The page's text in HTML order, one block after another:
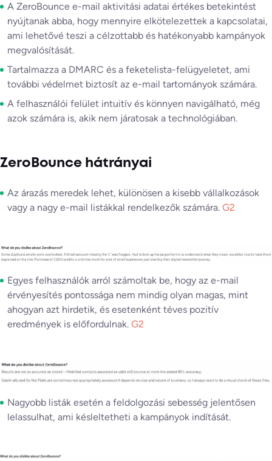
A ZeroBounce e-mail aktivitási adatai értékes betekintést
nyújtanak abba, hogy mennyire elkötelezettek a kapcsolatai,
ami lehetővé teszi a célzottabb és hatékonyabb kampányok
megvalósítását.
Tartalmazza a DMARC és a feketelista-felügyeletet, ami
további védelmet biztosít az e-mail tartományok számára.
A felhasználói felület intuitív és könnyen navigálható, még
azok számára is, akik nem járatosak a technológiában.
ZeroBounce hátrányai
Az árazás meredek lehet, különösen a kisebb vállalkozások
vagy a nagy e-mail listákkal rendelkezők számára. G2
Egyes felhasználók arról számoltak be, hogy az e-mail
érvényesítés pontossága nem mindig olyan magas, mint
ahogyan azt hirdetik, és esetenként téves pozitív
eredmények is előfordulnak. G2
Nagyobb listák esetén a feldolgozási sebesség jelentősen
lelassulhat, ami késleltetheti a kampányok indítását.